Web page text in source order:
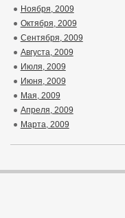
Ноября, 2009
Октября, 2009
Сентября, 2009
Августа, 2009
Июля, 2009
Июня, 2009
Мая, 2009
Апреля, 2009
Марта, 2009